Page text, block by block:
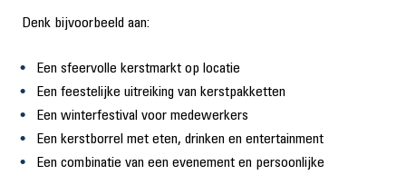
Denk bijvoorbeeld aan:
Een sfeervolle kerstmarkt op locatie
Een feestelijke uitreiking van kerstpakketten
Een winterfestival voor medewerkers
Een kerstborrel met eten, drinken en entertainment
Een combinatie van een evenement en persoonlijke